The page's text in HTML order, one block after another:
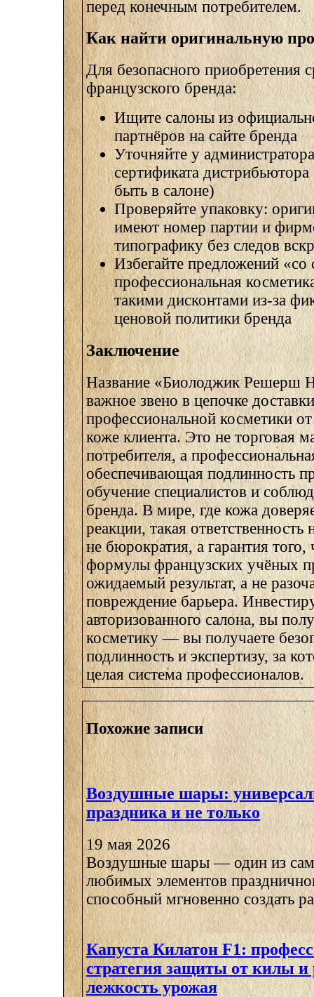
перед конечным потребителем.
Как найти оригинальную
Для безопасного приобретения
французского бренда:
Ищите салоны из
партнёров на сайте бренда
Уточняйте у
сертификата
быть в салоне)
Проверяйте упаковку:
имеют номер партии и
типографику без следов
Избегайте предложений
профессиональная
такими дисконтами из-за
ценовой политики бренда
Заключение
Название «Биолоджик Решерш
важное звено в цепочке доставки
профессиональной косметики
коже клиента. Это не торговая
потребителя, а
обеспечивающая подлинность
обучение специалистов и
бренда. В мире, где кожа
реакции, такая
не бюрократия, а гарантия
формулы французских учёных
ожидаемый результат, а не
повреждение барьера.
авторизованного салона, вы
косметику — вы получаете
подлинность и экспертизу, за
целая система профессионалов.
Похожие записи
Воздушные шары:
праздника и не только
19 мая 2026
Воздушные шары — один из
любимых элементов
способный мгновенно создать
Капуста Килатон F1:
стратегия защиты от килы и
лежкость урожая